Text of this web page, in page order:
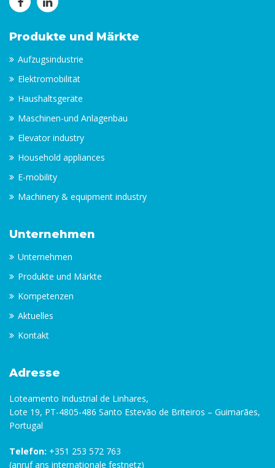
Produkte und Märkte
Aufzugsindustrie
Elektromobilität
Haushaltsgeräte
Maschinen-und Anlagenbau
Elevator industry
Household appliances
E-mobility
Machinery & equipment industry
Unternehmen
Unternehmen
Produkte und Märkte
Kompetenzen
Aktuelles
Kontakt
Adresse
Loteamento Industrial de Linhares,
Lote 19, PT-4805-486 Santo Estevão de Briteiros – Guimarães,
Portugal
Telefon: +351 253 572 763
(anruf ans internationale festnetz)